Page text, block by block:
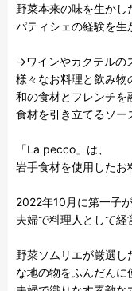
野菜本来の味を生かし
パティシェの経験を生
→ワインやカクテルの
様々なお料理と飲み物
和の食材とフレンチを
食材を引き立てるソー
「La pecco」は、
岩手食材を使用したお
2022年10月に第一子が
夫婦で料理人として経
野菜ソムリエが厳選
な地の物をふんだんに